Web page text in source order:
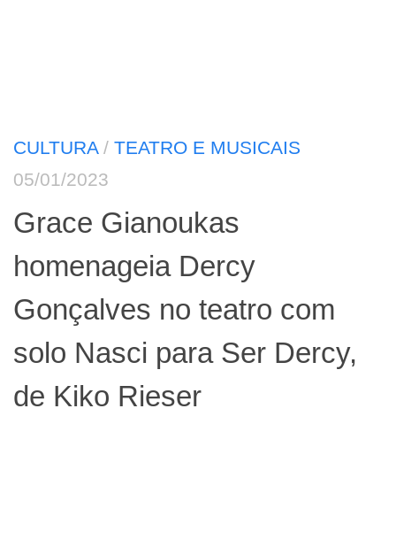
CULTURA/ TEATRO E MUSICAIS
05/01/2023
Grace Gianoukas
homenageia Dercy
Gonçalves no teatro com
solo Nasci para Ser Dercy,
de Kiko Rieser